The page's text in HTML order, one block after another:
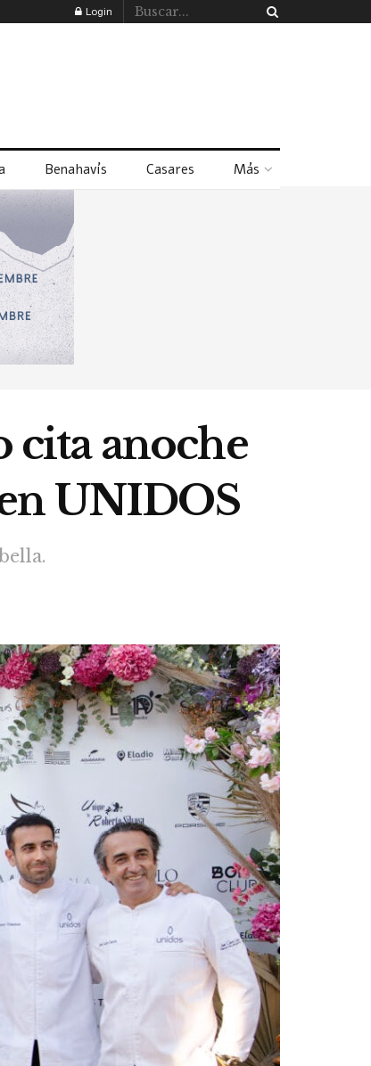
Login
Benahavís Casares Más
cita anoche
UNIDOS